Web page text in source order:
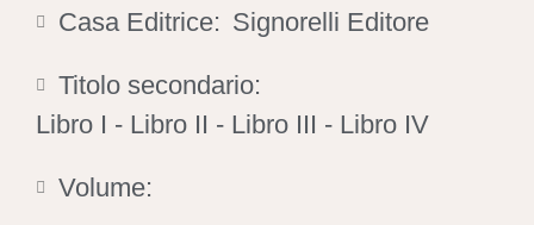
Casa Editrice: Signorelli Editore
Titolo secondario:
Libro I - Libro II - Libro III - Libro IV
Volume: